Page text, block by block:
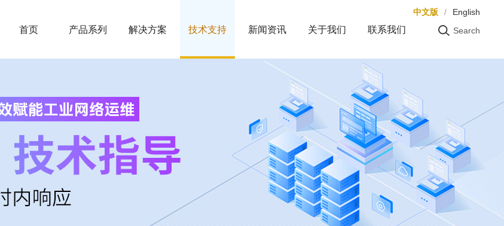
中文版 /
English
Search
首页 产品系列 解决方案 技术支持 新闻资讯 关于我们 联系我们 搜索